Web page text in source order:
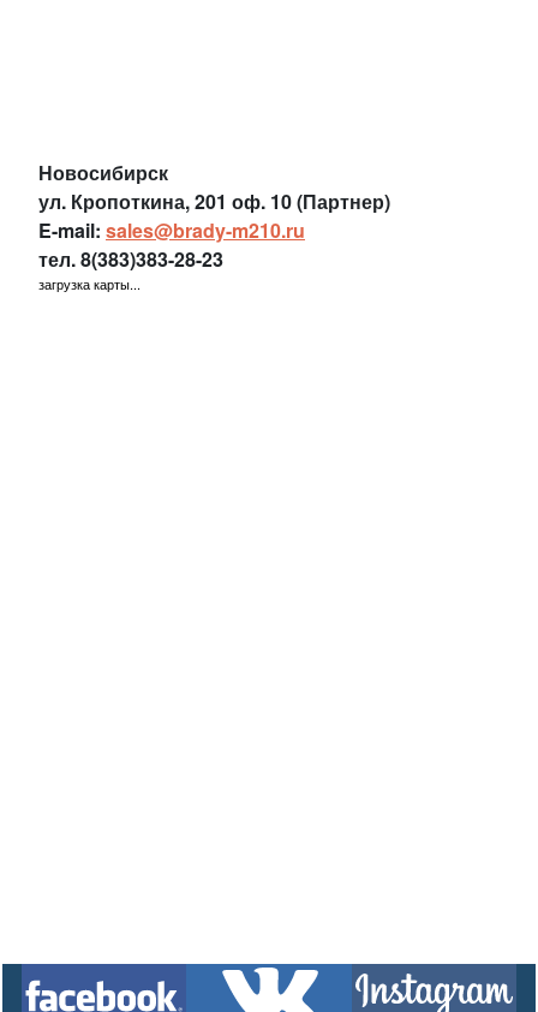
Новосибирск
ул. Кропоткина, 201 оф. 10 (Партнер)
E-mail: sales@brady-m210.ru
тел.8(383)383-28-23
загрузка карты...